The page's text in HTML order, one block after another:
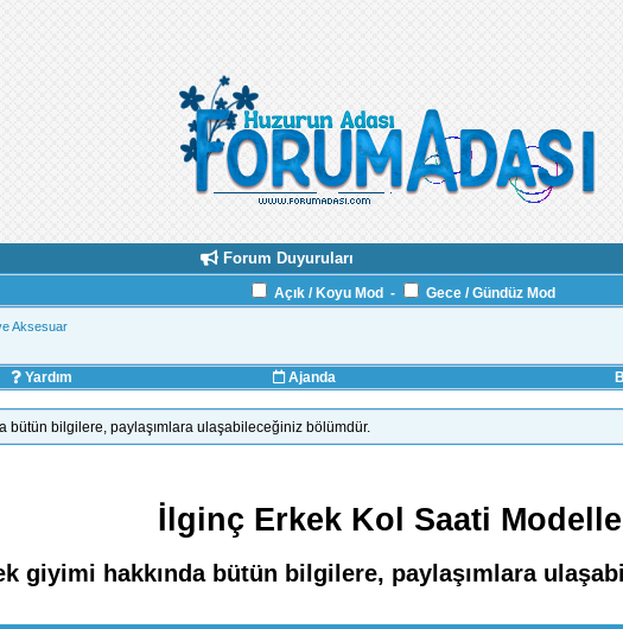
Forum Duyuruları
Açık / Koyu Mod - Gece / Gündüz Mod
Aksesuar
Yardım Ajanda
bütün bilgilere, paylaşımlara ulaşabileceğiniz bölümdür.
İlginç Erkek Kol Saati
giyimi hakkında bütün bilgilere, paylaşımlara